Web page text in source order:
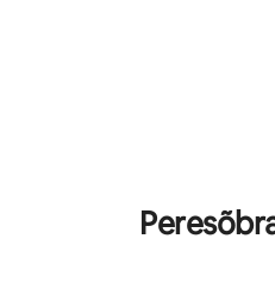
5, 123 hinnangut